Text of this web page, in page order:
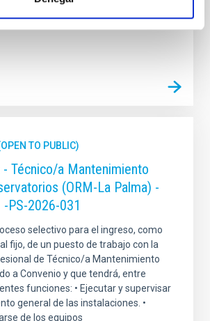
07/13/2026
deadline
08/10/2026
TO PUBLIC)
- Técnico/a Mantenimiento
(ORM-La Palma) -
-PS-2026-031
selectivo para el ingreso, como
fijo, de un puesto de trabajo con la
de Técnico/a Mantenimiento
a Convenio y que tendrá, entre
funciones: • Ejecutar y supervisar
general de las instalaciones. •
de los equipos